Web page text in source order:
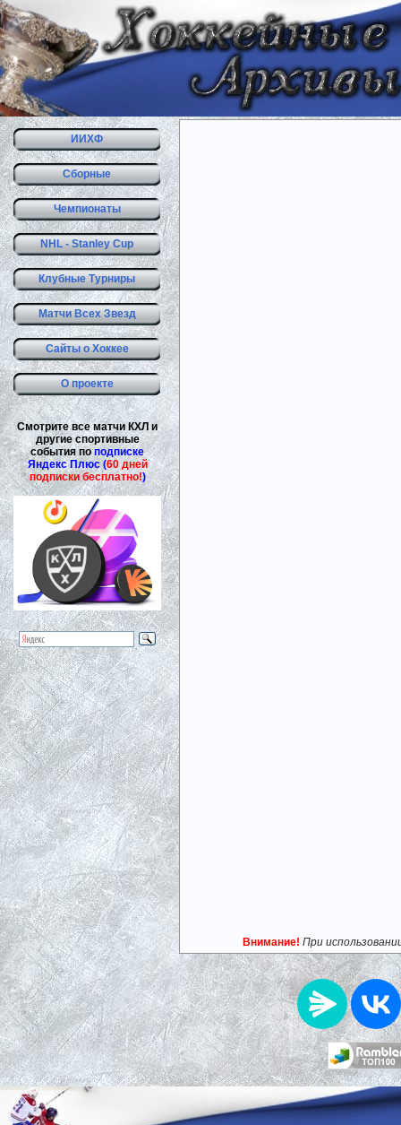
ИИХФ
Сборные
Чемпионаты
NHL - Stanley Cup
Клубные Турниры
Матчи Всех Звезд
Сайты о Хоккее
О проекте
Смотрите все матчи КХЛ и
другие спортивные
события поподписке
Яндекс Плюс (60 дней
подписки бесплатно!)
Внимание! При